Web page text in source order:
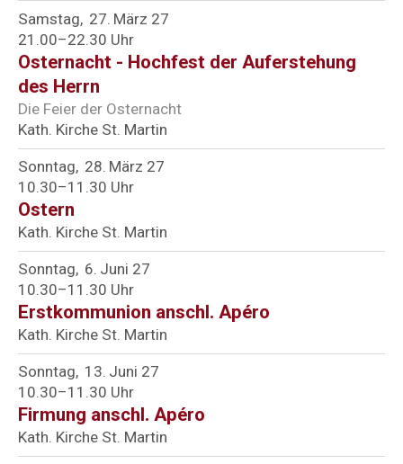
Samstag 27 März 27
21.00–22.30 Uhr
Osternacht - Hochfest der Auferstehung
des Herrn
Die Feier der Osternacht
Kath. Kirche St. Martin
Sonntag 28 März 27
10.30–11.30 Uhr
Ostern
Kath. Kirche St. Martin
Sonntag 6 Juni 27
10.30–11.30 Uhr
Erstkommunion anschl. Apéro
Kath. Kirche St. Martin
Sonntag 13 Juni 27
10.30–11.30 Uhr
Firmung anschl. Apéro
Kath. Kirche St. Martin